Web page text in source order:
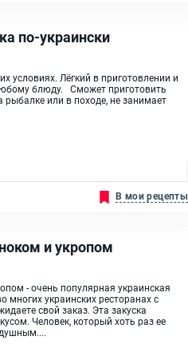
по-украински
условиях. Лёгкий в приготовлении и
блюду. Сможет приготовить
или в походе, не занимает
В мои рецепты
и укропом
- очень популярная украинская
многих украинских ресторанах с
свой заказ. Эта закуска
Человек, который хоть раз ее